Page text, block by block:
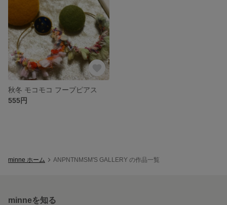
秋冬 モコモコ フープピアス
555円
minne ホーム ANPNTNMSM'S GALLERY の作品一覧
minneを知る